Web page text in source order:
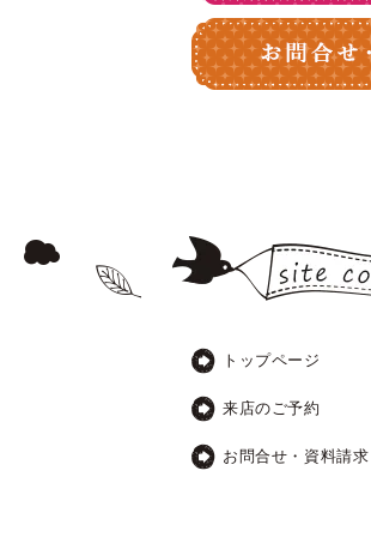
トップページ
来店のご予約
お問合せ・資料請求